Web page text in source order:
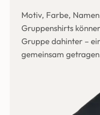
Motiv, Farbe,
Gruppenshirts
Gruppe dahinter –
gemeinsam